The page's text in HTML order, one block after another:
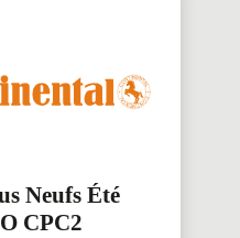
Neufs Été
CPC2